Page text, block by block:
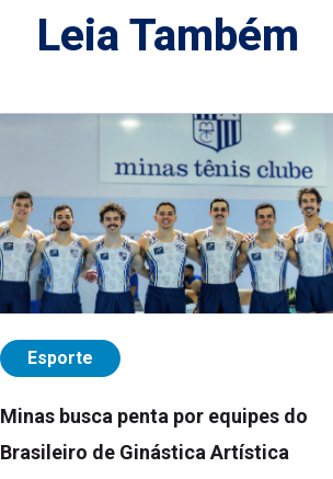
Leia Também
Esporte
Minas busca penta por equipes do
Brasileiro de Ginástica Artística